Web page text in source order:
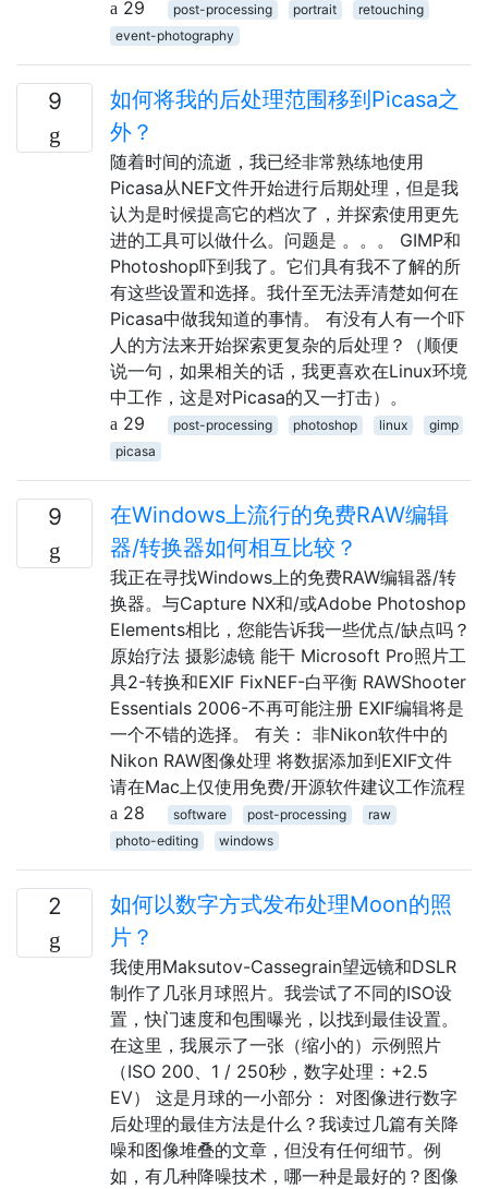
29
post-processing portrait
retouching
event-photography
9
如何将我的后处理范围移到Picasa之
外？
随着时间的流逝，我已经非常熟练地使用
Picasa从NEF文件开始进行后期处理，但是我
认为是时候提高它的档次了，并探索使用更先
进的工具可以做什么。问题是 。。。 GIMP和
Photoshop吓到我了。它们具有我不了解的所
有这些设置和选择。我什至无法弄清楚如何在
Picasa中做我知道的事情。 有没有人有一个吓
人的方法来开始探索更复杂的后处理？（顺便
说一句，如果相关的话，我更喜欢在Linux环境
中工作，这是对Picasa的又一打击）。
29
post-processing photoshop linux
gimp
picasa
9
在Windows上流行的免费RAW编辑
器/转换器如何相互比较？
我正在寻找Windows上的免费RAW编辑器/转
换器。与Capture NX和/或Adobe Photoshop
Elements相比，您能告诉我一些优点/缺点吗？
原始疗法 摄影滤镜 能干 Microsoft Pro照片工
具2-转换和EXIF FixNEF-白平衡 RAWShooter
Essentials 2006-不再可能注册 EXIF编辑将是
一个不错的选择。 有关： 非Nikon软件中的
Nikon RAW图像处理 将数据添加到EXIF文件
请在Mac上仅使用免费/开源软件建议工作流程
28
software post-processing
raw
photo-editing
windows
2
如何以数字方式发布处理Moon的照
片？
我使用Maksutov-Cassegrain望远镜和DSLR
制作了几张月球照片。我尝试了不同的ISO设
置，快门速度和包围曝光，以找到最佳设置。
在这里，我展示了一张（缩小的）示例照片
（ISO 200、1 / 250秒，数字处理：+2.5
EV） 这是月球的一小部分： 对图像进行数字
后处理的最佳方法是什么？我读过几篇有关降
噪和图像堆叠的文章，但没有任何细节。例
如，有几种降噪技术，哪一种是最好的？图像